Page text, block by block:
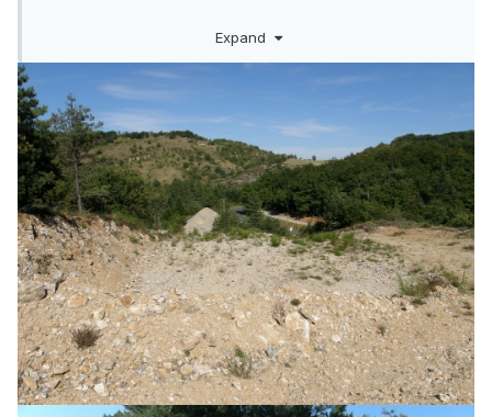
Je confirme , en 2011 il existait un gros tas de cailloux bien
coloré au bord de la route à l'embranchement du chemin
(minerais ou déblais ?)
il suffisait de choisir les plus beaux.
Expand